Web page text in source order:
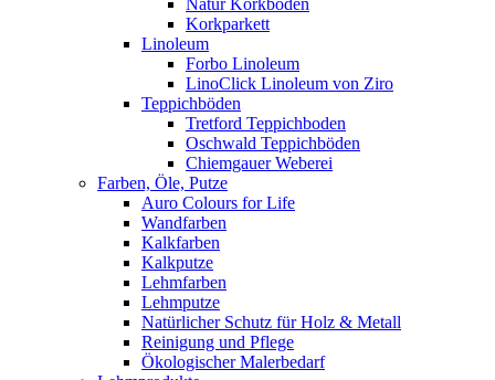
Natur Korkböden
Korkparkett
Linoleum
Forbo Linoleum
LinoClick Linoleum von Ziro
Teppichböden
Tretford Teppichboden
Oschwald Teppichböden
Chiemgauer Weberei
Farben, Öle, Putze
Auro Colours for Life
Wandfarben
Kalkfarben
Kalkputze
Lehmfarben
Lehmputze
Natürlicher Schutz für Holz & Metall
Reinigung und Pflege
Ökologischer Malerbedarf